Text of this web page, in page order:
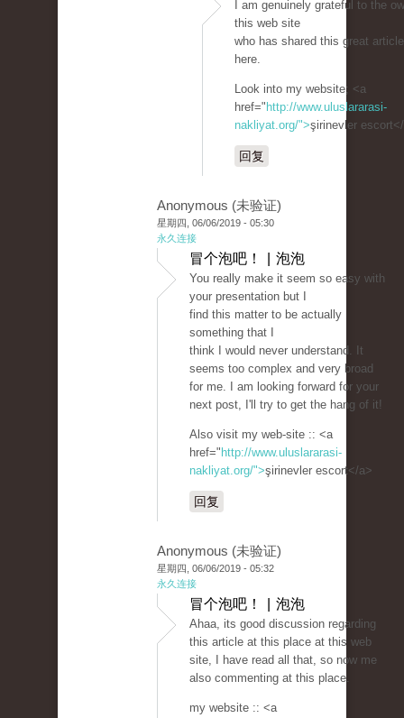
I am genuinely grateful to the
this web site
who has shared this great
here.
Look into my website; <a
href=" http://www.uluslararasi-
nakliyat.org/">şirinevler
回复
Anonymous (未验证)
星期四, 06/06/2019 - 05:30
永久连接
冒个泡吧！ | 泡泡
You really make it seem so easy with
your presentation but I
find this matter to be actually
something that I
think I would never understand. It
seems too complex and very broad
for me. I am looking forward for your
next post, I'll try to get the hang of it!
Also visit my web-site :: <a
href=" http://www.uluslararasi-
nakliyat.org/">şirinevler escort</a>
回复
Anonymous (未验证)
星期四, 06/06/2019 - 05:32
永久连接
冒个泡吧！ | 泡泡
Ahaa, its good discussion regarding
this article at this place at this web
site, I have read all that, so now me
also commenting at this place.
my website :: <a